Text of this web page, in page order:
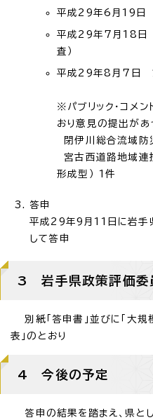
平成29年6月19日
平成29年7月18日
査）
平成29年8月7日
※パブリック・コメン
おり意見の提出があ
閉伊川総合流域
宮古西道路地域連
形成型） 1件
答申
平成29年9月11日に岩手
して答申
3 岩手県政策評価委
別紙「答申書」並びに「大
表」のとおり
4 今後の予定
答申の結果を踏まえ、県と